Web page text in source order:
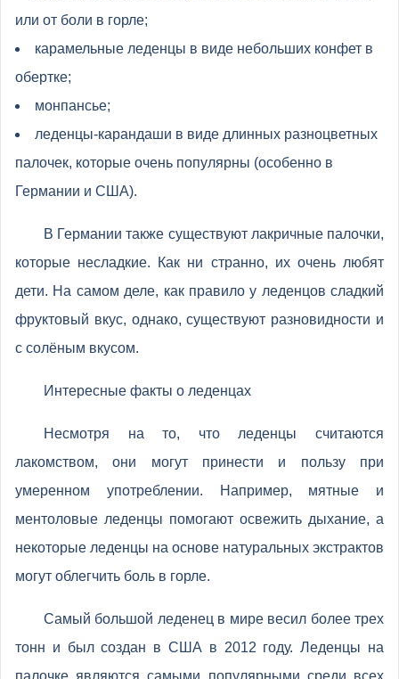
или от боли в горле;
карамельные леденцы в виде небольших конфет в
обертке;
монпансье;
леденцы-карандаши в виде длинных разноцветных
палочек, которые очень популярны (особенно в
Германии и США).
В Германии также существуют лакричные палочки,
которые несладкие. Как ни странно, их очень любят
дети. На самом деле, как правило у леденцов сладкий
фруктовый вкус, однако, существуют разновидности и
с солёным вкусом.
Интересные факты о леденцах
Несмотря на то, что леденцы считаются
лакомством, они могут принести и пользу при
умеренном употреблении. Например, мятные и
ментоловые леденцы помогают освежить дыхание, а
некоторые леденцы на основе натуральных экстрактов
могут облегчить боль в горле.
Самый большой леденец в мире весил более трех
тонн и был создан в США в 2012 году. Леденцы на
палочке являются самыми популярными среди всех